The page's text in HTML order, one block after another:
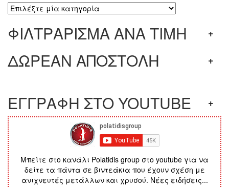
ΦΙΛΤΡΑΡΙΣΜΑ ΑΝΑ ΤΙΜΗ
ΔΩΡΕΑΝ ΑΠΟΣΤΟΛΗ
ΕΓΓΡΑΦΗ ΣΤΟ YOUTUBE
Μπείτε στο κανάλι Polatidis group στο youtube για να
δείτε τα πάντα σε βιντεάκια που έχουν σχέση με
ανιχνευτές μετάλλων και χρυσού. Νέες ειδήσεις...